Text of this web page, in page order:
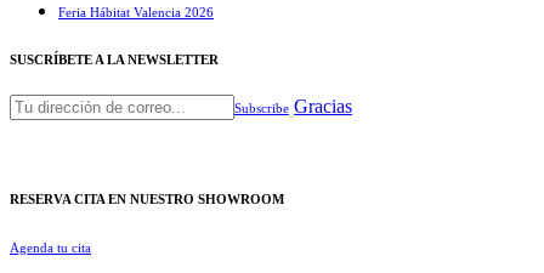
Feria Hábitat Valencia 2026​
SUSCRÍBETE A LA NEWSLETTER
Subscribe Gracias
RESERVA CITA EN NUESTRO SHOWROOM
Agenda tu cita